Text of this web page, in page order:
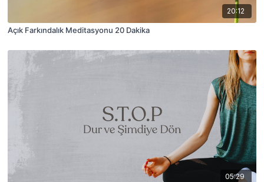
20:12
Açık Farkındalık Meditasyonu 20 Dakika
05:29